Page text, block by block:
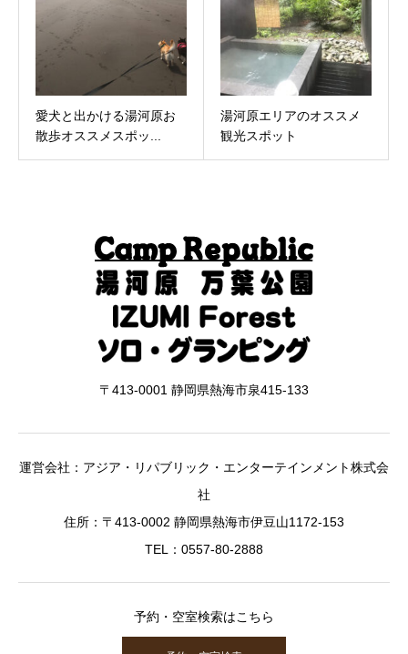
愛⽝と出かける湯河原お
散歩オススメスポッ...
湯河原エリアのオススメ
観光スポット
〒413-0001 静岡県熱海市泉415-133
運営会社：アジア・リパブリック・エンターテインメント株式会
社
住所：〒413-0002 静岡県熱海市伊豆山1172-153
TEL：0557-80-2888
予約・空室検索はこちら